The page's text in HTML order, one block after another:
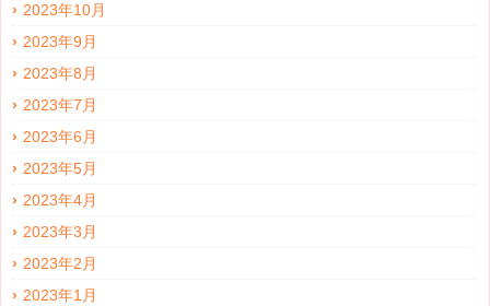
2023年10月
2023年9月
2023年8月
2023年7月
2023年6月
2023年5月
2023年4月
2023年3月
2023年2月
2023年1月